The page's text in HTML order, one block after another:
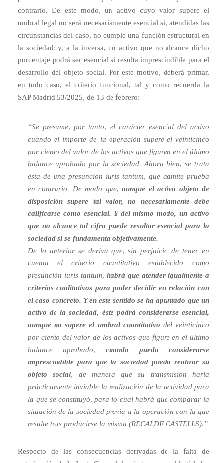
contrario. De este modo, un activo cuyo valor supere el
umbral legal no será necesariamente esencial si, atendidas las
circunstancias del caso, no cumple una función estructural en
la sociedad; y, a la inversa, un activo que no alcance dicho
porcentaje podrá ser esencial si resulta imprescindible para el
desarrollo del objeto social. Por este motivo, deberá primar,
en todo caso, el criterio funcional, tal y como recuerda la
SAP Madrid 53/2025, de 13 de febrero:
“Se presume, por tanto, el carácter esencial del activo
cuando el importe de la operación supere el veinticinco
por ciento del valor de los activos que figuren en el último
balance aprobado por la sociedad. Ahora bien, se trata
ésta de una presunción iuris tantum, que admite prueba
en contrario. De modo que,aunque el activo objeto de
disposición supere tal valor, no necesariamente debe
calificarse como esencial. Y del mismo modo, un activo
que no alcance tal cifra puede resultar esencial para la
sociedad si se fundamenta objetivamente.
De lo anterior se deriva que, sin perjuicio de tener en
cuenta el criterio cuantitativo establecido como
presunción iuris tantum, habrá que atender igualmente a
criterios cualitativos para poder decidir en relación con
el caso concreto. Y en este sentido se ha apuntado que un
activo de la sociedad, éste podrá considerarse esencial,
aunque no supere el umbral cuantitativo del veinticinco
por ciento del valor de los activos que figure en el último
balance aprobado, cuando pueda considerarse
imprescindible para que la sociedad pueda realizar su
objeto social, de manera que su transmisión haría
prácticamente inviable la realización de la actividad para
la que se constituyó, para lo cual habrá que comparar la
situación de la sociedad previa a la operación con la que
resulte tras producirse la misma (RECALDE CASTELLS).”
Respecto de las consecuencias derivadas de la falta de